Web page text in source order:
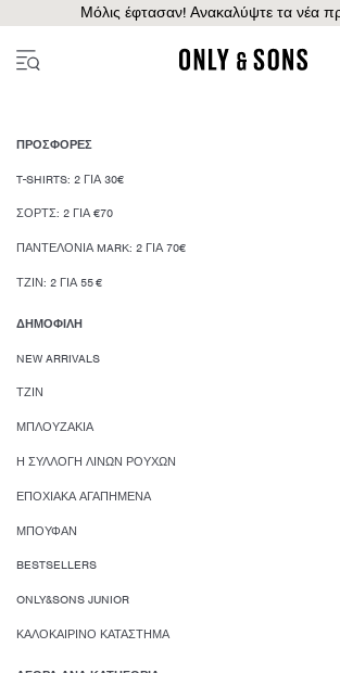
Μόλις έφτασαν! Ανακαλύψτε τα νέα
ΠΡΟΣΦΟΡΈΣ
T-SHIRTS: 2 ΓΙΑ 30€
ΣΟΡΤΣ: 2 ΓΙΑ €70
ΠΑΝΤΕΛΌΝΙΑ MARK: 2 ΓΙΑ 70€
ΤΖΙΝ: 2 ΓΙΑ 55 €
ΔΗΜΟΦΙΛΉ
NEW ARRIVALS
ΤΖΙΝ
ΜΠΛΟΥΖΆΚΙΑ
Η ΣΥΛΛΟΓΉ ΛΙΝΏΝ ΡΟΎΧΩΝ
ΕΠΟΧΙΑΚΆ ΑΓΑΠΗΜΈΝΑ
ΜΠΟΥΦΆΝ
BESTSELLERS
ONLY&SONS JUNIOR
ΚΑΛΟΚΑΙΡΙΝΌ ΚΑΤΆΣΤΗΜΑ